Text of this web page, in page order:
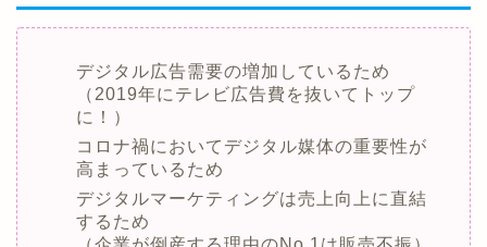
デジタル広告需要の増加しているため
（2019年にテレビ広告費を抜いてトップ
に！）
コロナ禍においてデジタル媒体の重要性が
高まっているため
デジタルマーケティングは売上向上に直結
するため